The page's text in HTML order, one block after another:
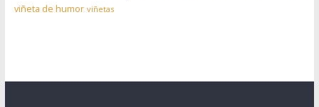
viñeta de humor viñetas